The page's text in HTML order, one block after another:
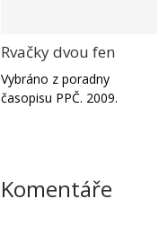
Rvačky dvou fen
Vybráno z poradny
časopisu PPČ. 2009.
Komentáře